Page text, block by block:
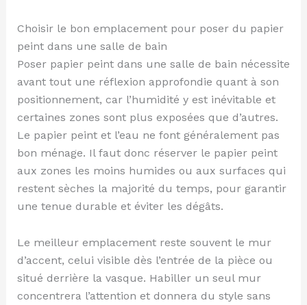
Choisir le bon emplacement pour poser du papier
peint dans une salle de bain
Poser papier peint dans une salle de bain nécessite
avant tout une réflexion approfondie quant à son
positionnement, car l’humidité y est inévitable et
certaines zones sont plus exposées que d’autres.
Le papier peint et l’eau ne font généralement pas
bon ménage. Il faut donc réserver le papier peint
aux zones les moins humides ou aux surfaces qui
restent sèches la majorité du temps, pour garantir
une tenue durable et éviter les dégâts.
Le meilleur emplacement reste souvent le mur
d’accent, celui visible dès l’entrée de la pièce ou
situé derrière la vasque. Habiller un seul mur
concentrera l’attention et donnera du style sans